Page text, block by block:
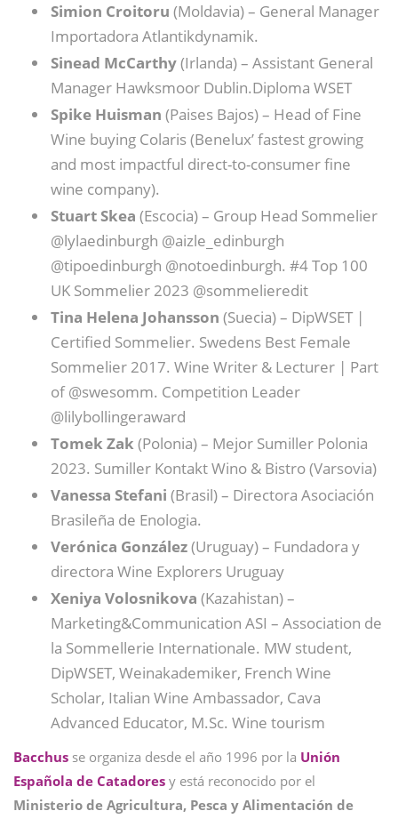
Simion Croitoru (Moldavia) – General Manager
Importadora Atlantikdynamik.
Sinead McCarthy(Irlanda) – Assistant General
Manager Hawksmoor Dublin.Diploma WSET
Spike Huisman (Paises Bajos) – Head of Fine
Wine buying Colaris (Benelux’ fastest growing
and most impactful direct-to-consumer fine
wine company).
Stuart Skea (Escocia) – Group Head Sommelier
@lylaedinburgh @aizle_edinburgh
@tipoedinburgh @notoedinburgh. #4 Top 100
UK Sommelier 2023 @sommelieredit
Tina Helena Johansson (Suecia) – DipWSET |
Certified Sommelier. Swedens Best Female
Sommelier 2017. Wine Writer & Lecturer | Part
of @swesomm. Competition Leader
@lilybollingeraward
Tomek Zak (Polonia) – Mejor Sumiller Polonia
2023. Sumiller Kontakt Wino & Bistro (Varsovia)
Vanessa Stefani (Brasil) – Directora Asociación
Brasileña de Enologia.
Verónica González(Uruguay) – Fundadora y
directora Wine Explorers Uruguay
Xeniya Volosnikova (Kazahistan) –
Marketing&Communication ASI – Association de
la Sommellerie Internationale. MW student,
DipWSET, Weinakademiker, French Wine
Scholar, Italian Wine Ambassador, Cava
Advanced Educator, M.Sc. Wine tourism
Bacchus se organiza desde el año 1996 por la Unión
Española de Catadores y está reconocido por el
Ministerio de Agricultura, Pesca y Alimentación de